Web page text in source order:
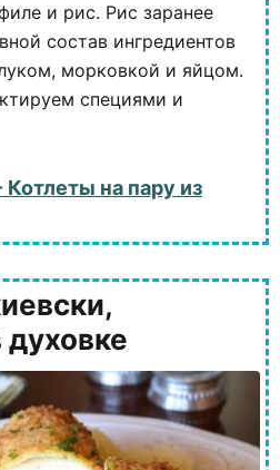
и рис. Рис заранее
состав ингредиентов
морковкой и яйцом.
специями и
Котлеты на пару из